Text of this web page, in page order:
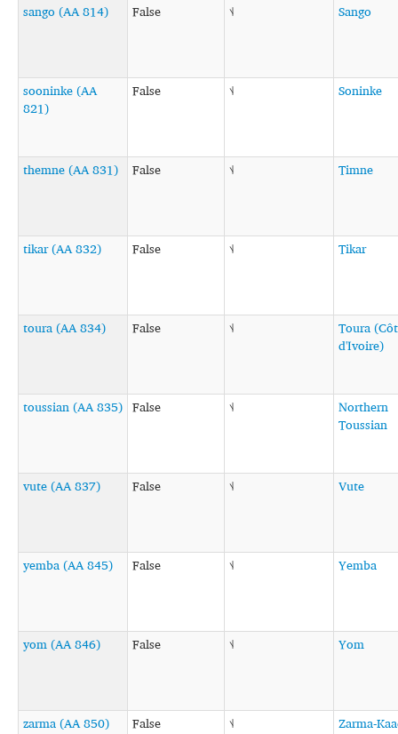
sango (AA 814) False ˦˨ Sango
sooninke (AA
821)
False ˦˨ Soninke
themne (AA 831) False ˦˨ Timne
tikar (AA 832) False ˦˨ Tikar
toura (AA 834) False ˦˨
Toura
d'Ivoire)
toussian (AA 835) False ˦˨
Northern
Toussian
vute (AA 837) False ˦˨ Vute
yemba (AA 845) False ˦˨ Yemba
yom (AA 846) False ˦˨ Yom
zarma (AA 850) False ˦˨ Zarma-